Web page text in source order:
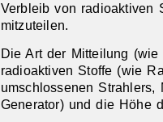
Verbleib von radioaktiven
mitzuteilen.
Die Art der Mitteilung
radioaktiven Stoffe (wie
umschlossenen Strahlers,
Generator) und die Höhe